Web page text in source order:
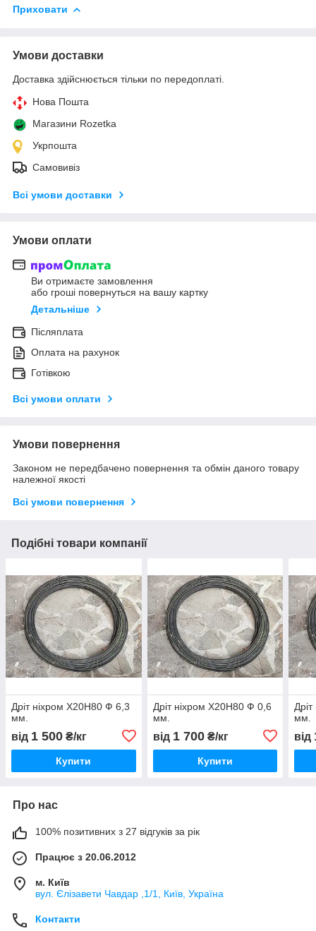
Приховати
Умови доставки
Доставка здійснюється тільки по передоплаті.
Нова Пошта
Магазини Rozetka
Укрпошта
Самовивіз
Всі умови доставки
Умови оплати
Ви отримаєте замовлення
або гроші повернуться на вашу картку
Детальніше
Післяплата
Оплата на рахунок
Готівкою
Всі умови оплати
Умови повернення
Законом не передбачено повернення та обмін даного товару
належної якості
Всі умови повернення
Подібні товари компанії
Дріт ніхром Х20Н80 Ф 6,3
мм.
від 1 500 ₴/кг
Купити
Дріт ніхром Х20Н80 Ф 0,6
мм.
від 1 700₴/кг
Купити
мм.
від
Про нас
100% позитивних з 27 відгуків за рік
Працює з 20.06.2012
м. Київ
вул. Єлізавети Чавдар ,1/1, Київ, Україна
Контакти